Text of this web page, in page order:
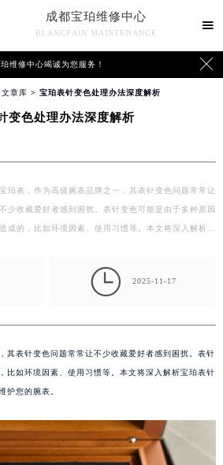
成都宝珀维修中心
BLANCPAIN MAINTENANCE

维修中心竭诚为您服务！ 
文章库 > 宝珀表针变色处理办法深度解析
变色处理办法深度解析
宝珀表，作为高级腕表品牌之一，其表针变色问题常常让
不少收藏爱好者感到困扰。表针变色可能是由于多种原因
造成的，比如环境因素、使用习惯等。本文将深入解析…
 2025-11-17
其表针变色问题常常让不少收藏爱好者感到困扰。表针
比如环境因素、使用习惯等。本文将深入解析宝珀表针
护您的腕表。